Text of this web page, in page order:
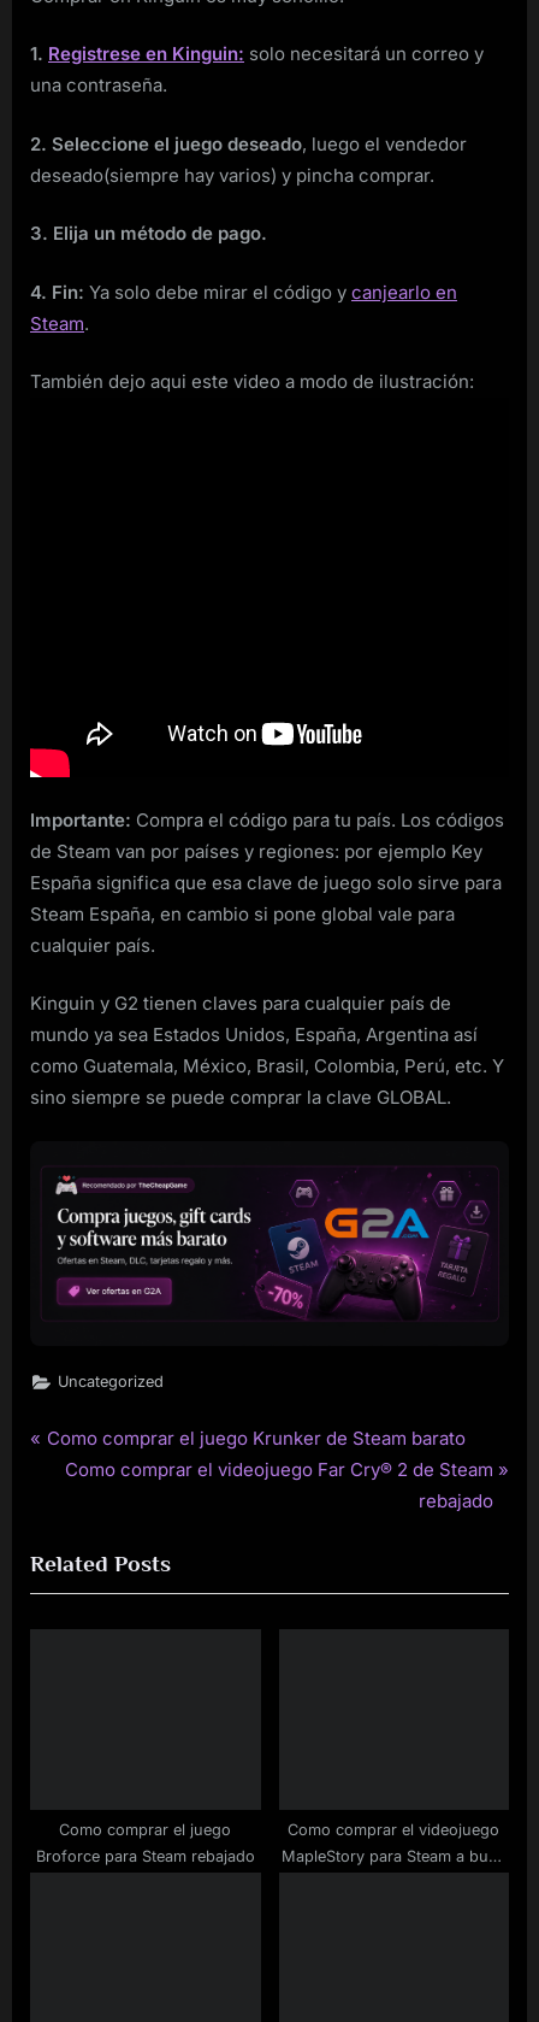
1. Registrese en Kinguin: solo necesitará un correo y
una contraseña.
2. Seleccione el juego deseado, luego el vendedor
deseado(siempre hay varios) y pincha comprar.
3. Elija un método de pago.
4. Fin: Ya solo debe mirar el código y canjearlo en
Steam.
También dejo aqui este video a modo de ilustración:
Importante: Compra el código para tu país. Los códigos
de Steam van por países y regiones: por ejemplo Key
España significa que esa clave de juego solo sirve para
Steam España, en cambio si pone global vale para
cualquier país.
Kinguin y G2 tienen claves para cualquier país de
mundo ya sea Estados Unidos, España, Argentina así
como Guatemala, México, Brasil, Colombia, Perú, etc. Y
sino siempre se puede comprar la clave GLOBAL.
Uncategorized
Post
P
i
o
u
:
Como comprar el juego Krunker de Steam barato
N
t
P
o
Como comprar el videojuego Far Cry® 2 de Steam
rebajado
Related Posts
Como comprar el juego
Broforce para Steam rebajado
Como comprar el videojuego
MapleStory para Steam a buen